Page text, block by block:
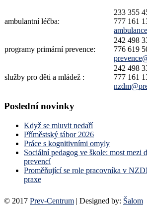
ambulantní léčba:
233 355
777 161
programy primární prevence:
242 498
776 619
služby pro děti a mládež :
242 498
777 161
Poslední novinky
Když se mluvit nedaří
Příměstský tábor 2026
Práce s kognitivními omyly
Sociální pedagog ve škole: most mezi
prevencí
Proměňující se role pracovníka v
praxe
© 2017 Prev-Centrum | Designed by: Šalom